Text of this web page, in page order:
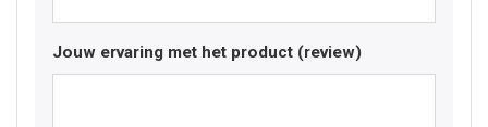
Jouw ervaring met het product (review)